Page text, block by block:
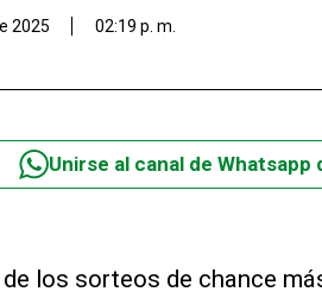
2025 02:19 p. m.
Unirse al canal de Whatsapp
de los sorteos de chance